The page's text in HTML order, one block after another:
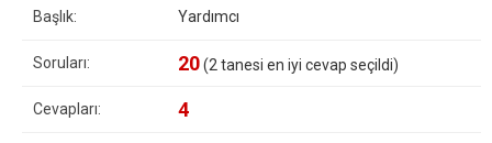
Başlık: Yardımcı
Soruları: 20(2 tanesi en iyi cevap seçildi)
Cevapları: 4